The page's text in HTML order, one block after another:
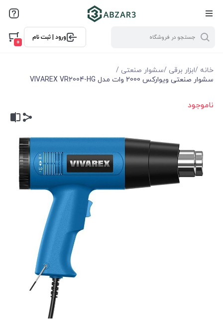
ورود | ثبت نام
0
خانه /ابزار برقی /سشوار صنعتی /
سشوار صنعتی ويواركس 2000 وات مدل VIVAREX VR2004-HG
ناموجود